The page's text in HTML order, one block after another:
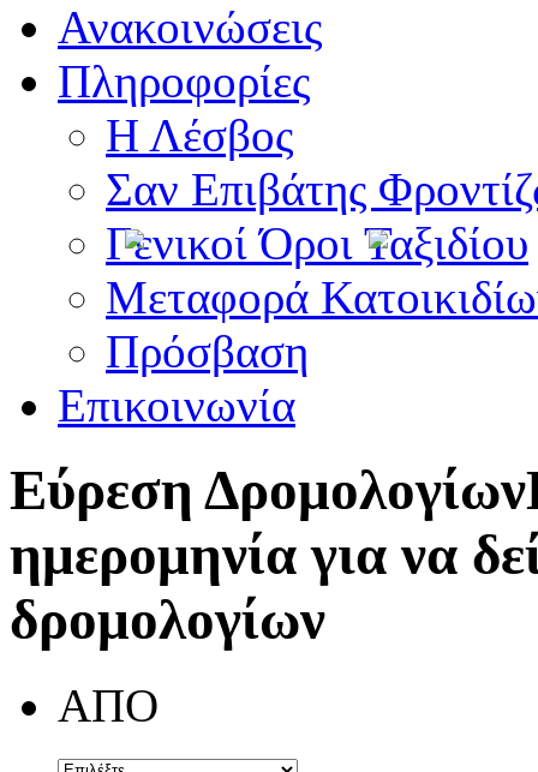
Ανακοινώσεις
Πληροφορίες
Η Λέσβος
Σαν Επιβάτης
Γενικοί Όροι Ταξιδίου
Μεταφορά
Πρόσβαση
Επικοινωνία
Εύρεση Δρομολογίων
ημερομηνία για να
δρομολογίων
ΑΠΟ